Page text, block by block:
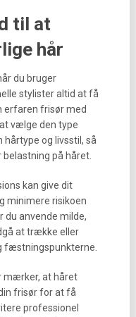
til at
hår
du bruger
stylister altid at få
erfaren frisør med
vælge den type
hårtype og livsstil, så
på håret.
kan give dit
minimere risikoen
du anvende milde,
at trække eller
fæstningspunkterne.
mærker, at håret
frisør for at få
professionel